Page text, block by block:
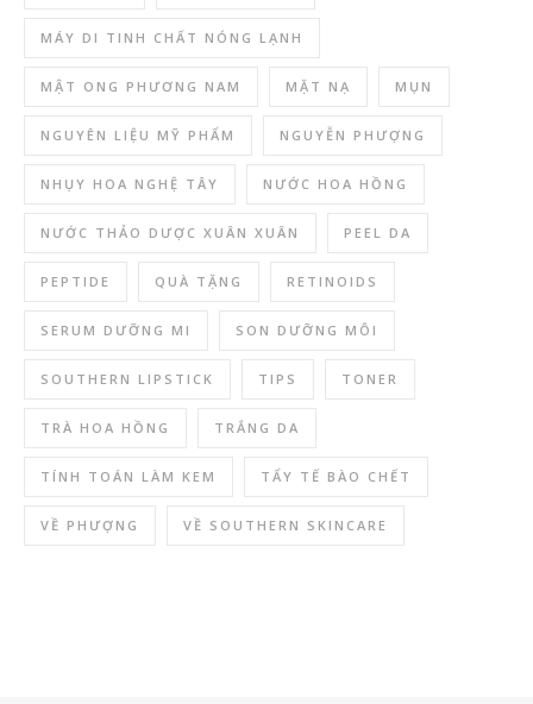
MÁY DI TINH CHẤT NÓNG LẠNH
MẬT ONG PHƯƠNG NAM MẶT NẠ MỤN
NGUYÊN LIỆU MỸ PHẨM NGUYỄN PHƯỢNG
NHỤY HOA NGHỆ TÂY NƯỚC HOA HỒNG
NƯỚC THẢO DƯỢC XUÂN XUÂN PEEL DA
PEPTIDE QUÀ TẶNG RETINOIDS
SERUM DƯỠNG MI SON DƯỠNG MÔI
SOUTHERN LIPSTICK TIPS TONER
TRÀ HOA HỒNG TRẮNG DA
TÍNH TOÁN LÀM KEM TẨY TẾ BÀO CHẾT
VỀ PHƯỢNG VỀ SOUTHERN SKINCARE